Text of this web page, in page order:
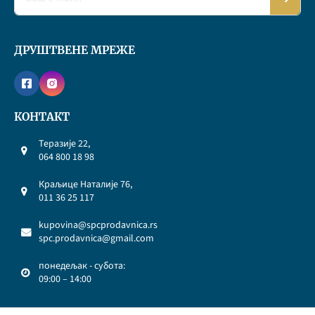
ДРУШТВЕНЕ МРЕЖЕ
КОНТАКТ
Теразије 22,
064 800 18 98
Краљице Наталије 76,
011 36 25 117
kupovina@spcprodavnica.rs
spc.prodavnica@gmail.com
понедељак - субота:
09:00 – 14:00